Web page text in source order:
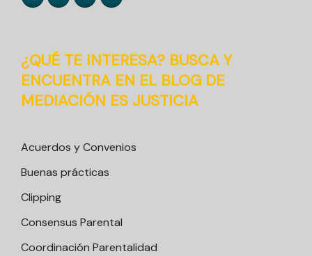
¿QUÉ TE INTERESA? BUSCA Y
ENCUENTRA EN EL BLOG DE
MEDIACIÓN ES JUSTICIA
Acuerdos y Convenios
Buenas prácticas
Clipping
Consensus Parental
Coordinación Parentalidad